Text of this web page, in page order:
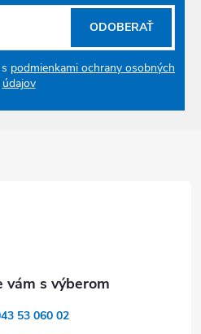
podmienkami ochrany osobných
údajov
ODOBERAŤ
53 060 02